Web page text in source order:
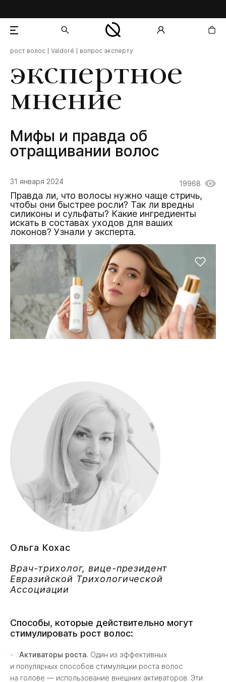
экспертное
мнение
Мифы и правда об
отращивании волос
рост волос Valdoré вопрос эксперту
31 января 2024 19968
Правда ли, что волосы нужно чаще стричь,
чтобы они быстрее росли? Так ли вредны
силиконы и сульфаты? Какие ингредиенты
искать в составах уходов для ваших
локонов? Узнали у эксперта.
Ольга Кохас
Врач-трихолог, вице-президент
Евразийской Трихологической
Ассоциации
Способы, которые действительно могут
стимулировать рост волос:
Активаторы роста. Один из эффективных
и популярных способов стимуляции роста волос
на голове — использование внешних активаторов. Эти